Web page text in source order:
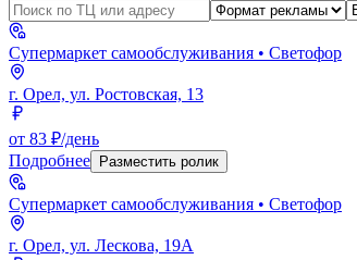
Супермаркет самообслуживания • Светофор
г. Орел, ул. Ростовская, 13
от 83 ₽/день
Подробнее
Разместить ролик
Супермаркет самообслуживания • Светофор
г. Орел, ул. Лескова, 19А